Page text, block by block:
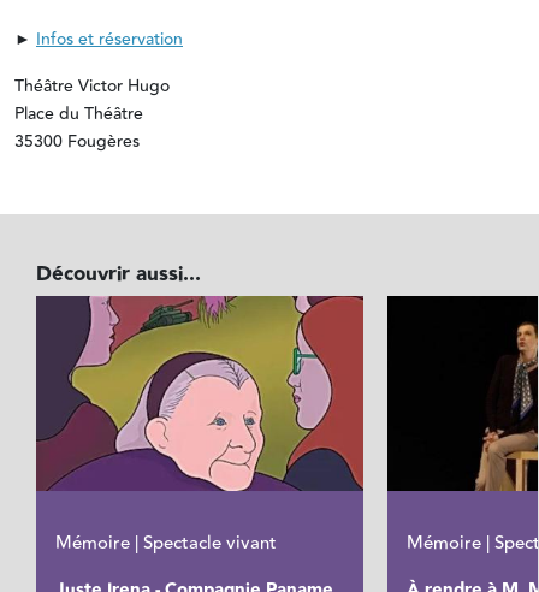
► Infos et réservation
Théâtre Victor Hugo
Place du Théâtre
35300 Fougères
Découvrir aussi...
Mémoire | Spectacle vivant
Mémoire |